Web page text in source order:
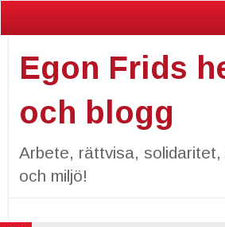
Egon Frids
och blogg
Arbete, rättvisa, solidaritet,
och miljö!